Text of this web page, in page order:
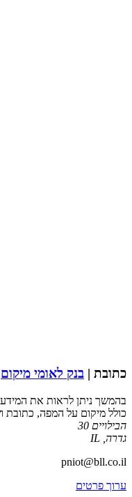
כתובת | בנק לאומי מיקום
בהמשך ניתן לראות את
כולל מיקום על המפה, כתובת
הבילויים 30
גדרה IL
pniot@bll.co.il
ערוך פרטים